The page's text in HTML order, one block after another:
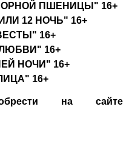
ПШЕНИЦЫ" 16+
12 НОЧЬ" 16+
16+
ЛЮБВИ" 16+
НОЧИ" 16+
16+
на сайте